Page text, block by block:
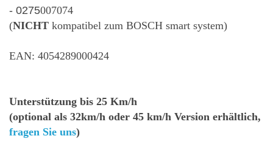
- 0275007074
(NICHT kompatibel zum BOSCH smart system)
EAN: 4054289000424
Unterstützung bis 25 Km/h
(optional als 32km/h oder 45 km/h Version erhältlich,
fragen Sie uns)